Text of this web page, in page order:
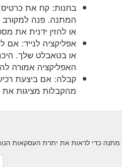
בחנות: קח את
המתנה. פנה למקורב
או להזין ידנית את
אפליקציה לנייד: אם
או בטאבלט שלך.
האפליקציה אמורה
קבלה: אם ביצעת
מהקבלות מציגות